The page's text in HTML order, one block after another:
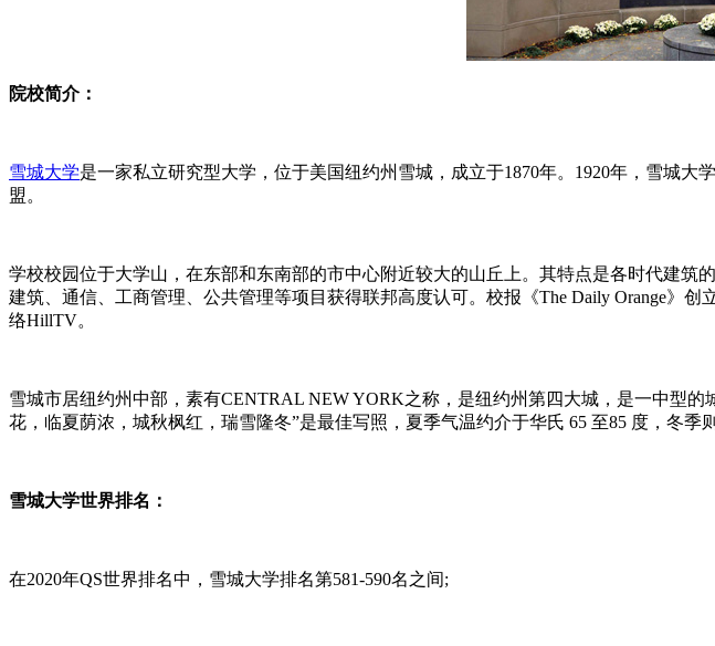
院校简介：
雪城大学是一家私立研究型大学，位于美国纽约州雪城，成立于1870年。1920年，雪城
盟。
学校校园位于大学山，在东部和东南部的市中心附近较大的山丘上。其特点是各时代建筑
建筑、通信、工商管理、公共管理等项目获得联邦高度认可。校报《The Daily Orange》
络HillTV。
雪城市居纽约州中部，素有CENTRAL NEW YORK之称，是纽约州第四大城，是一中型
花，临夏荫浓，城秋枫红，瑞雪隆冬”是最佳写照，夏季气温约介于华氏 65 至85 度，冬季
雪城大学世界排名：
在2020年QS世界排名中，雪城大学排名第581-590名之间;